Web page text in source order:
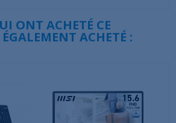
ONT ACHETÉ CE
ACHETÉ :